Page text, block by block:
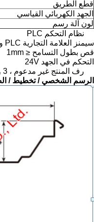
قطع الطريق
الجهد الكهربائي القياسي
لون آلة رسم
نظام التحكم PLC
سيمنز العلامة التجارية PLC وشاشة تعمل باللمس ، العاكس العلامة التجارية شنايدر / شيهلين / دلتا ، التشفير Omron
قص بطول التسامح ≤ 1mm
التحكم في الجهد 24V
رف المنتج غير مدعوم ، 3 وحدات
الرسم الشخصي / تخطيط /